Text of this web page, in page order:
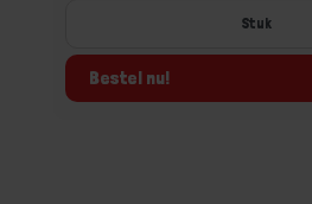
Bestel nu!